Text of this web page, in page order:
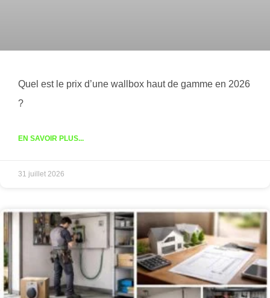
Quel est le prix d’une wallbox haut de gamme en 2026
?
EN SAVOIR PLUS...
31 juillet 2026